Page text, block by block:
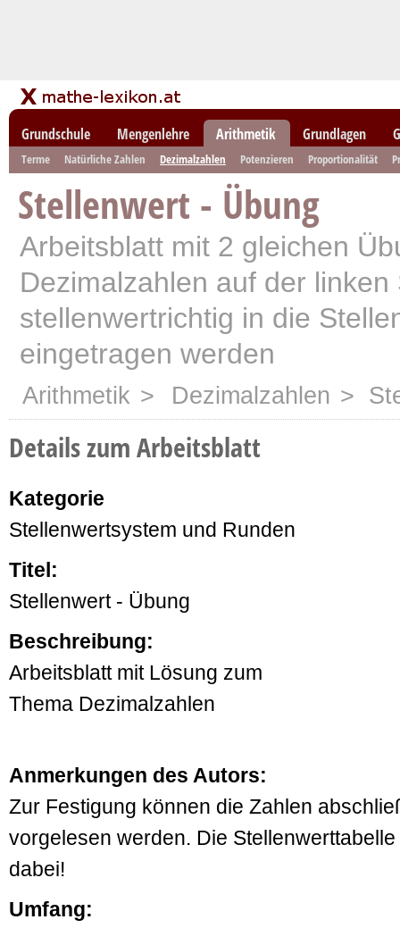
Grundschule Mengenlehre Arithmetik Grundlagen
Terme Natürliche Zahlen Dezimalzahlen Potenzieren Proportionalität
Stellenwert - Übung
Arbeitsblatt mit 2 gleichen
Dezimalzahlen auf der linken
stellenwertrichtig in die
eingetragen werden
Arithmetik > Dezimalzahlen >
Details zum Arbeitsblatt
Kategorie
Stellenwertsystem und Runden
Titel:
Stellenwert - Übung
Beschreibung:
Arbeitsblatt mit Lösung zum
Thema Dezimalzahlen
Anmerkungen des Autors:
Zur Festigung können die Zahlen
vorgelesen werden. Die
dabei!
Umfang: